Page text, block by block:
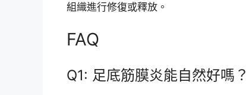
組織進行修復或釋放。
FAQ
Q1: 足底筋膜炎能自然好嗎？